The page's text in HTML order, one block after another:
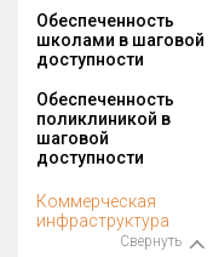
Обеспеченность
школами в шаговой
доступности
Обеспеченность
поликлиникой в
шаговой
доступности
Коммерческая
инфраструктура
Свернуть